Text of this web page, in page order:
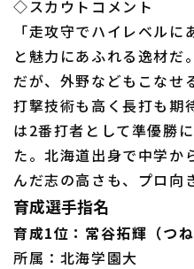
◇スカウトコメント
「走攻守でハイレベル
と魅力にあふれる逸材だ
だが、外野などもこなせ
打撃技術も高く長打も期
は2番打者として準優勝
た。北海道出身で中学か
んだ志の高さも、プロ向
育成選手指名
育成1位：常谷拓輝（つ
所属：北海学園大